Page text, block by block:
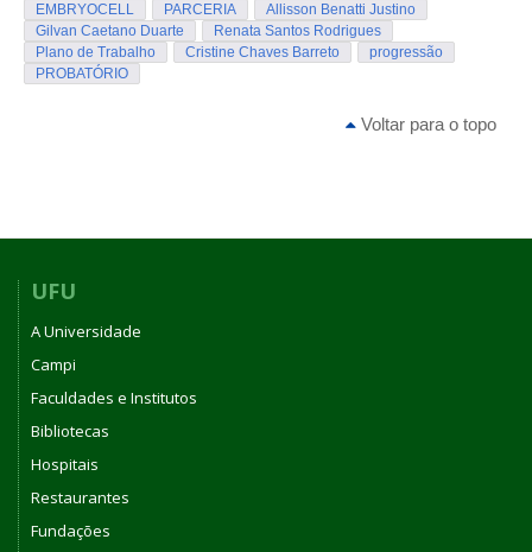
EMBRYOCELL
PARCERIA
Allisson Benatti Justino
Gilvan Caetano Duarte
Renata Santos Rodrigues
Plano de Trabalho
Cristine Chaves Barreto
progressão
PROBATÓRIO
Voltar para o topo
UFU
A Universidade
Campi
Faculdades e Institutos
Bibliotecas
Hospitais
Restaurantes
Fundações